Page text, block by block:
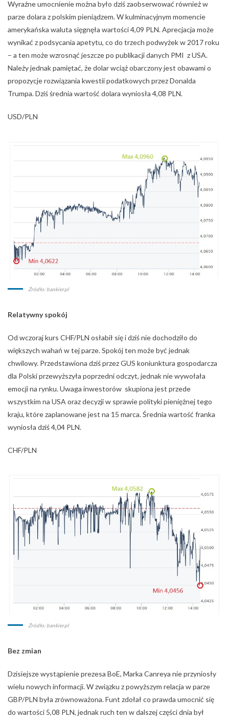
Wyraźne umocnienie można było dziś zaobserwować również w
parze dolara z polskim pieniądzem. W kulminacyjnym momencie
amerykańska waluta sięgnęła wartości 4,09 PLN. Aprecjacja może
wynikać z podsycania apetytu, co do trzech podwyżek w 2017 roku
– a ten może wzrosnąć jeszcze po publikacji danych PMI z USA.
Należy jednak pamiętać, że dolar wciąż obarczony jest obawami o
propozycje rozwiązania kwestii podatkowych przez Donalda
Trumpa. Dziś średnia wartość dolara wyniosła 4,08 PLN.
USD/PLN
Źródło: bankier.pl
Relatywny spokój
Od wczoraj kurs CHF/PLN osłabił się i dziś nie dochodziło do
większych wahań w tej parze. Spokój ten może być jednak
chwilowy. Przedstawiona dziś przez GUS koniunktura gospodarcza
dla Polski przewyższyła poprzedni odczyt, jednak nie wywołała
emocji na rynku. Uwaga inwestorów skupiona jest przede
wszystkim na USA oraz decyzji w sprawie polityki pieniężnej tego
kraju, które zaplanowane jest na 15 marca. Średnia wartość franka
wyniosła dziś 4,04 PLN.
CHF/PLN
Źródło: bankier.pl
Bez zmian
Dzisiejsze wystąpienie prezesa BoE, Marka Canreya nie przyniosły
wielu nowych informacji. W związku z powyższym relacja w parze
GBP/PLN była zrównoważona. Funt zdołał co prawda umocnić się
do wartości 5,08 PLN, jednak ruch ten w dalszej części dnia był